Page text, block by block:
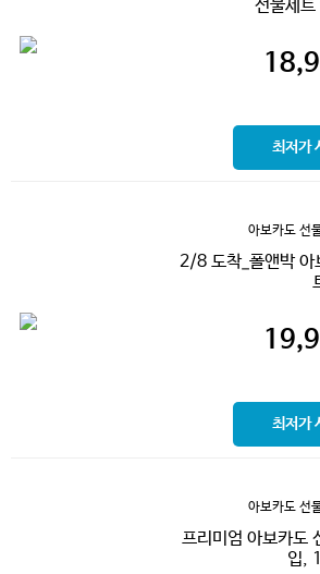
선물세
최저가
아보카도 선
2/8 도착_폴앤박 아
최저가
아보카도 선
프리미엄 아보카도
입,